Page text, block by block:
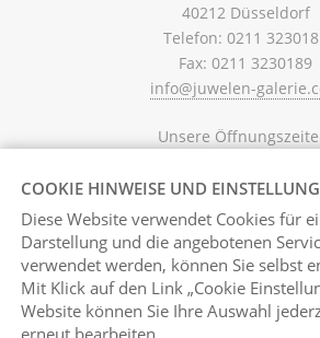
40212 Düsseldorf
Telefon: 0211
Fax: 0211 3230189
info@juwelen-
Unsere
Sa. 10.30 - 16.00 Uhr
Vertrag widerrufen
COOKIE HINWEISE UND
Diese Website verwendet Cookies für
Darstellung und die angebotenen
verwendet werden, können Sie selbst
Mit Klick aufden Link „Cookie
Website können Sie Ihre Auswahl